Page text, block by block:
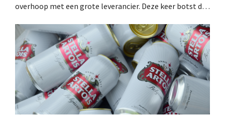
overhoop met een grote leverancier. Deze keer botst de
voor biermerken als Beck’s, Corona en Franziskaner. .